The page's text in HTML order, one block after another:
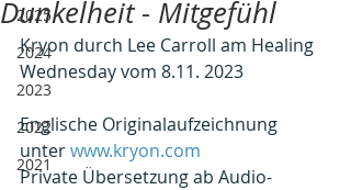
2025
2024
2023
2022
2021
Dunkelheit - Mitgefühl
Kryon durch Lee Carroll am Healing
Wednesday vom 8.11. 2023
Englische Originalaufzeichnung
unter www.kryon.com
Private Übersetzung ab Audio-